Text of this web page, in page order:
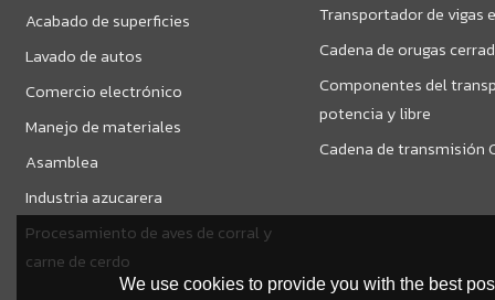
Acabado de superficies
Lavado de autos
Comercio electrónico
Manejo de materiales
Asamblea
Industria azucarera
Procesamiento de aves de corral y
carne de cerdo
Transportador de vigas
Cadena de orugas
Componentes del
potencia y libre
Cadena de transmisión
We use cookies to provide you with the best